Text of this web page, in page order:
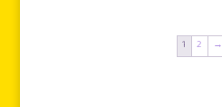
1 2 →